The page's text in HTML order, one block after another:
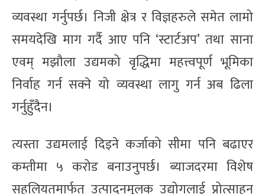
व्यवस्था गर्नुपर्छ। निजी क्षेत्र र विज्ञहरुले समेत लामो
समयदेखि माग गर्दै आए पनि ‘स्टार्टअप’ तथा साना
एवम् मझौला उद्यमको वृद्धिमा महत्त्वपूर्ण भूमिका
निर्वाह गर्न सक्ने यो व्यवस्था लागु गर्न अब ढिला
गर्नुहुँदैन।
त्यस्ता उद्यमलाई दिइने कर्जाको सीमा पनि बढाएर
कम्तीमा ५ करोड बनाउनुपर्छ। ब्याजदरमा विशेष
सहुलियतमार्फत उत्पादनमूलक उद्योगलाई प्रोत्साहन